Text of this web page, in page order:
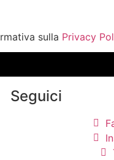
sulla Privacy
Seguici